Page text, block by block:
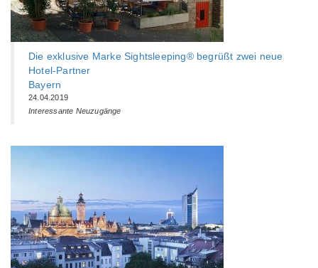
Die exklusive Marke Sightsleeping® begrüßt zwei neue
Hotel-Partner
Bayern
24.04.2019
Interessante Neuzugänge